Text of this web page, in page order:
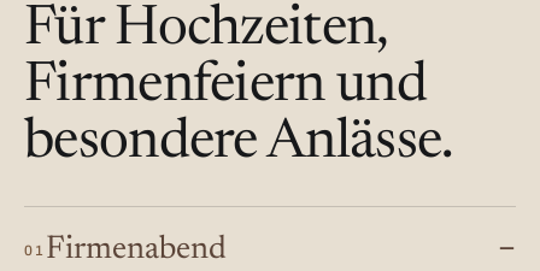
Für Hochzeiten,
Firmenfeiern und
besondere Anlässe.
01 Firmenabend